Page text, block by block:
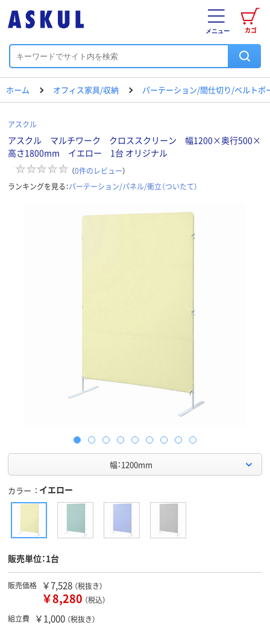
カゴ
メニュー
ホーム オフィス家具/収納 パーテーション/間仕切り/ベルトポ
アスクル
アスクル マルチワーク クロススクリーン 幅1200×奥行500×
高さ1800mm イエロー 1台 オリジナル
（0件のレビュー）
ランキングを見る：パーテーション/パネル/衝立（ついたて）
幅：1200mm
カラー イエロー
販売単位：1台
販売価格 ￥7,528 （税抜き）
￥8,280 （税込）
組立費
￥1,000 （税抜き）